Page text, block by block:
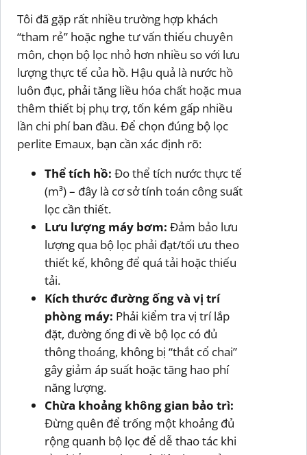
Tôi đã gặp rất nhiều trường hợp khách
“tham rẻ” hoặc nghe tư vấn thiếu chuyên
môn, chọn bộ lọc nhỏ hơn nhiều so với lưu
lượng thực tế của hồ. Hậu quả là nước hồ
luôn đục, phải tăng liều hóa chất hoặc mua
thêm thiết bị phụ trợ, tốn kém gấp nhiều
lần chi phí ban đầu. Để chọn đúng bộ lọc
perlite Emaux, bạn cần xác định rõ:
Thể tích hồ: Đo thể tích nước thực tế
(m³) – đây là cơ sở tính toán công suất
lọc cần thiết.
Lưu lượng máy bơm: Đảm bảo lưu
lượng qua bộ lọc phải đạt/tối ưu theo
thiết kế, không để quá tải hoặc thiếu
tải.
Kích thước đường ống và vị trí
phòng máy: Phải kiểm tra vị trí lắp
đặt, đường ống đi về bộ lọc có đủ
thông thoáng, không bị “thắt cổ chai”
gây giảm áp suất hoặc tăng hao phí
năng lượng.
Chừa khoảng không gian bảo trì:
Đừng quên để trống một khoảng đủ
rộng quanh bộ lọc để dễ thao tác khi